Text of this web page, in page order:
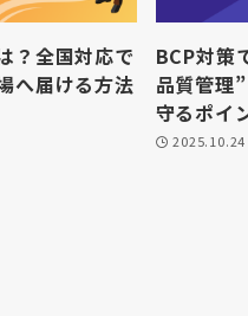
？全国対応で
へ届ける方法
BCP対策
品質管理
守るポイ
2025.10.24